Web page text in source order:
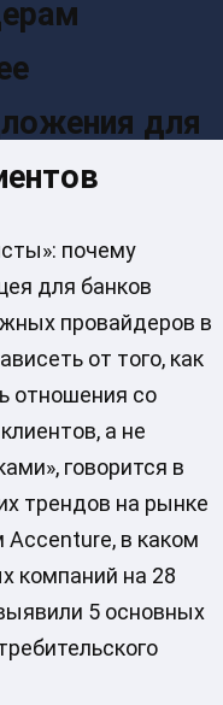
для
провайдеров в
от того, как
отношения со
а не
говорится в
трендов на рынке
в каком
компаний на 28
5 основных